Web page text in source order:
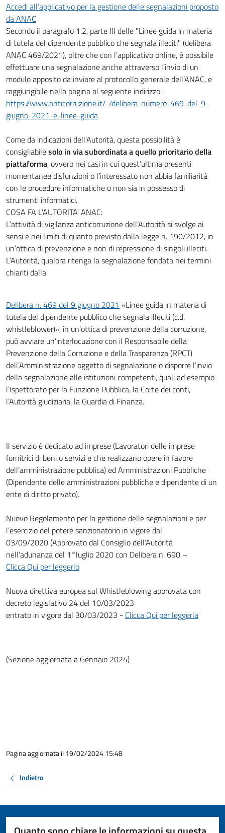
Accedi all’applicativo per la gestione delle segnalazioni proposto
da ANAC
Secondo il paragrafo 1.2, parte III delle "Linee guida in materia
di tutela del dipendente pubblico che segnala illeciti" (delibera
ANAC 469/2021), oltre che con l'applicativo online, è possibile
effettuare una segnalazione anche attraverso l’invio di un
modulo apposito da inviare al protocollo generale dell’ANAC, e
raggiungibile nella pagina al seguente indirizzo:
https://www.anticorruzione.it/-/delibera-numero-469-del-9-
giugno-2021-e-linee-guida
Come da indicazioni dell’Autorità, questa possibilità è
consigliabilesolo in via subordinata a quello prioritario della
piattaforma, ovvero nei casi in cui quest’ultima presenti
momentanee disfunzioni o l’interessato non abbia familiarità
con le procedure informatiche o non sia in possesso di
strumenti informatici.
COSA FA L'AUTORITA' ANAC:
L’attività di vigilanza anticorruzione dell’Autorità si svolge ai
sensi e nei limiti di quanto previsto dalla legge n. 190/2012, in
un’ottica di prevenzione e non di repressione di singoli illeciti.
L’Autorità, qualora ritenga la segnalazione fondata nei termini
chiariti dalla
Delibera n. 469 del 9 giugno 2021 «Linee guida in materia di
tutela del dipendente pubblico che segnala illeciti (c.d.
whistleblower)», in un’ottica di prevenzione della corruzione,
può avviare un’interlocuzione con il Responsabile della
Prevenzione della Corruzione e della Trasparenza (RPCT)
dell’Amministrazione oggetto di segnalazione o disporre l’invio
della segnalazione alle istituzioni competenti, quali ad esempio
l’Ispettorato per la Funzione Pubblica, la Corte dei conti,
l’Autorità giudiziaria, la Guardia di Finanza.
Il servizio è dedicato ad imprese (Lavoratori delle imprese
fornitrici di beni o servizi e che realizzano opere in favore
dell’amministrazione pubblica) ed Amministrazioni Pubbliche
(Dipendente delle amministrazioni pubbliche e dipendente di un
ente di diritto privato).
Nuovo Regolamento per la gestione delle segnalazioni e per
l’esercizio del potere sanzionatorio in vigore dal
03/09/2020 (Approvato dal Consiglio dell’Autorità
nell’adunanza del 1°luglio 2020 con Delibera n. 690 –
Clicca Qui per leggerlo
Nuova direttiva europea sul Whistleblowing approvata con
decreto legislativo 24 del 10/03/2023
entrato in vigore dal 30/03/2023 - Clicca Qui per leggerla
(Sezione aggiornata a Gennaio 2024)
Pagina aggiornata il 19/02/2024 15:48
Indietro